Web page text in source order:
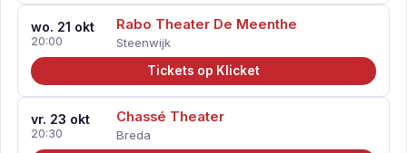
wo. 21 okt
20:00
Rabo Theater De Meenthe
Steenwijk
Tickets op Klicket
vr. 23 okt
20:30
Chassé Theater
Breda